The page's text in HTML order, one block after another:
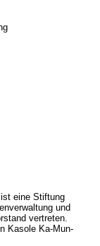
eine Stif­tung
und
ver­tre­ten.
Ka­so­le Ka-Mun­